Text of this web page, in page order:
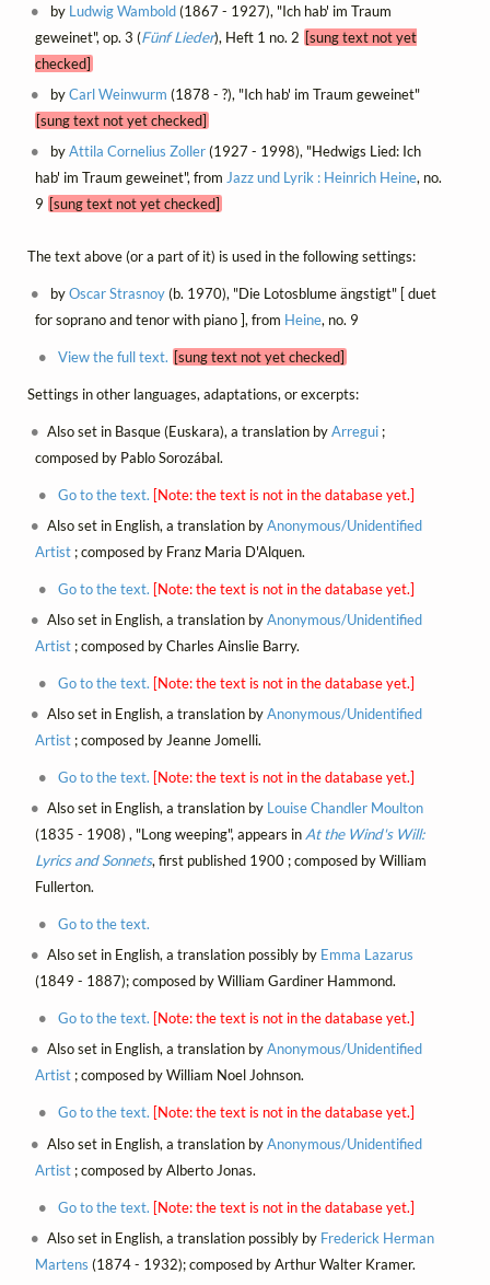
by Ludwig Wambold(1867 - 1927), "Ich hab' im Traum
geweinet", op. 3 (Fünf Lieder), Heft 1 no. 2 [sung text not yet
checked]
byCarl Weinwurm (1878 - ?), "Ich hab' im Traum geweinet"
[sung text not yet checked]
byAttila Cornelius Zoller(1927 - 1998), "Hedwigs Lied: Ich
hab' im Traum geweinet", from Jazz und Lyrik : Heinrich Heine, no.
9 [sung text not yet checked]
The text above (or a part of it) is used in the following settings:
byOscar Strasnoy(b. 1970), "Die Lotosblume ängstigt" [ duet
for soprano and tenor with piano ], from Heine, no. 9
View the full text. [sung text not yet checked]
Settings in other languages, adaptations, or excerpts:
Also set in Basque (Euskara), a translation byArregui ;
composed by Pablo Sorozábal.
Go to the text. [Note: the text is not in the database yet.]
Also set in English, a translation byAnonymous/Unidentified
Artist; composed by Franz Maria D'Alquen.
Go to the text. [Note: the text is not in the database yet.]
Also set in English, a translation byAnonymous/Unidentified
Artist; composed by Charles Ainslie Barry.
Go to the text. [Note: the text is not in the database yet.]
Also set in English, a translation byAnonymous/Unidentified
Artist; composed by Jeanne Jomelli.
Go to the text. [Note: the text is not in the database yet.]
Also set in English, a translation by Louise Chandler Moulton
(1835 - 1908) , "Long weeping", appears inAt the Wind's Will:
Lyrics and Sonnets, first published 1900 ; composed by William
Fullerton.
Go to the text.
Also set in English, a translation possibly by Emma Lazarus
(1849 - 1887); composed by William Gardiner Hammond.
Go to the text. [Note: the text is not in the database yet.]
Also set in English, a translation byAnonymous/Unidentified
Artist; composed by William Noel Johnson.
Go to the text. [Note: the text is not in the database yet.]
Also set in English, a translation byAnonymous/Unidentified
Artist; composed by Alberto Jonas.
Go to the text. [Note: the text is not in the database yet.]
Also set in English, a translation possibly by Frederick Herman
Martens (1874 - 1932); composed by Arthur Walter Kramer.